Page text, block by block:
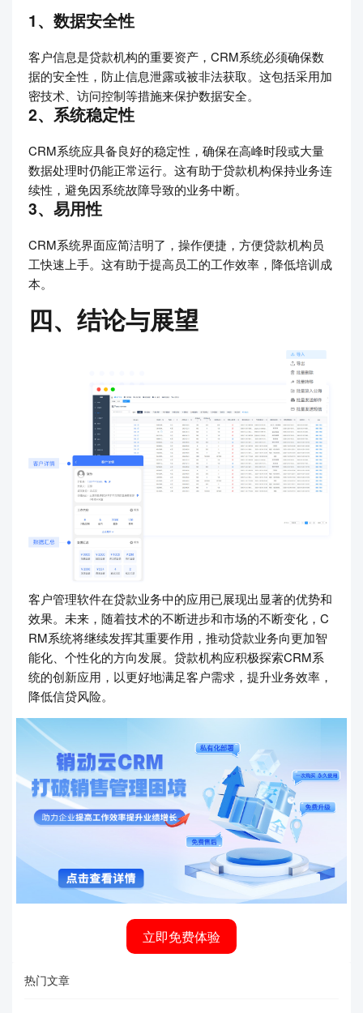
1、数据安全性
客户信息是贷款机构的重要资产，CRM系统必须确保数
据的安全性，防止信息泄露或被非法获取。这包括采用加
密技术、访问控制等措施来保护数据安全。
2、系统稳定性
CRM系统应具备良好的稳定性，确保在高峰时段或大量
数据处理时仍能正常运行。这有助于贷款机构保持业务连
续性，避免因系统故障导致的业务中断。
3、易用性
CRM系统界面应简洁明了，操作便捷，方便贷款机构员
工快速上手。这有助于提高员工的工作效率，降低培训成
本。
四、结论与展望
客户管理软件在贷款业务中的应用已展现出显著的优势和
效果。未来，随着技术的不断进步和市场的不断变化，C
RM系统将继续发挥其重要作用，推动贷款业务向更加智
能化、个性化的方向发展。贷款机构应积极探索CRM系
统的创新应用，以更好地满足客户需求，提升业务效率，
降低信贷风险。
立即免费体验
热门文章